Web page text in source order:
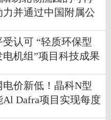
并通过中国附属公
认可 “轻质环保型
机组”项目科技成果
价新低！晶科N型
Dafra项目实现每度